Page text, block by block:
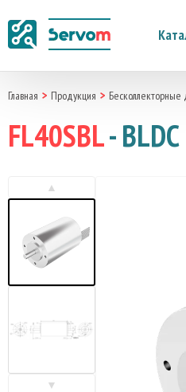
Главная Продукция Бесколлекторные
FL40SBL-
▲
▼